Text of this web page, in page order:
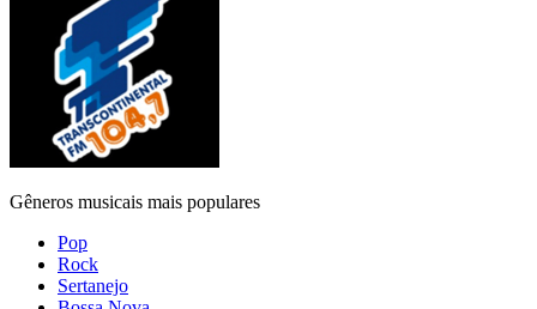
Gêneros musicais mais populares
Pop
Rock
Sertanejo